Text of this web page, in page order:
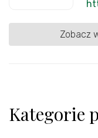
Zobacz
Kategorie